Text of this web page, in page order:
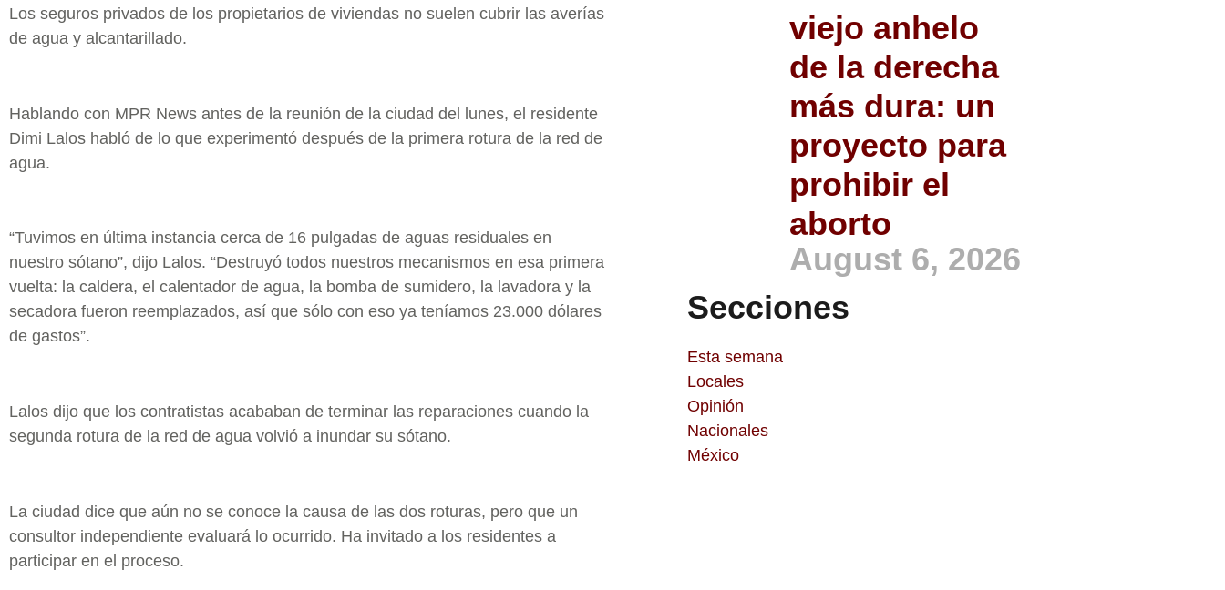
Los seguros privados de los propietarios de viviendas no suelen cubrir las averías
de agua y alcantarillado.
Hablando con MPR News antes de la reunión de la ciudad del lunes, el residente
Dimi Lalos habló de lo que experimentó después de la primera rotura de la red de
agua.
“Tuvimos en última instancia cerca de 16 pulgadas de aguas residuales en
nuestro sótano”, dijo Lalos. “Destruyó todos nuestros mecanismos en esa primera
vuelta: la caldera, el calentador de agua, la bomba de sumidero, la lavadora y la
secadora fueron reemplazados, así que sólo con eso ya teníamos 23.000 dólares
de gastos”.
Lalos dijo que los contratistas acababan de terminar las reparaciones cuando la
segunda rotura de la red de agua volvió a inundar su sótano.
La ciudad dice que aún no se conoce la causa de las dos roturas, pero que un
consultor independiente evaluará lo ocurrido. Ha invitado a los residentes a
participar en el proceso.
viejo anhelo
de la derecha
más dura: un
proyecto para
prohibir el
aborto
August 6, 2026
Secciones
Esta semana
Locales
Opinión
Nacionales
México